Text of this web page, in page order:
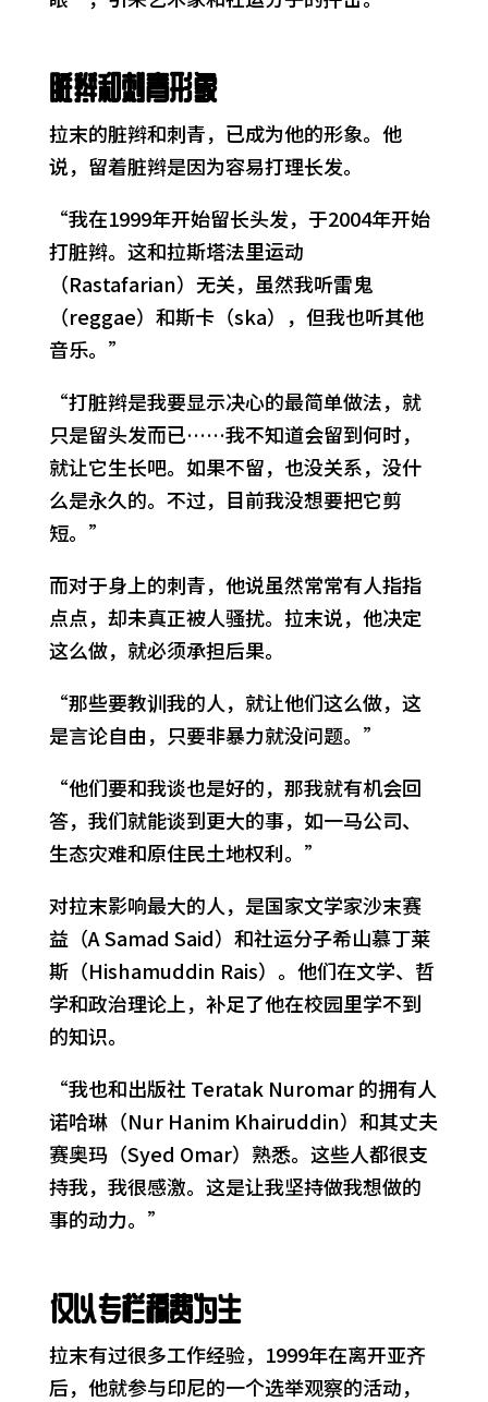
脏辫和刺青形象
拉末的脏辫和刺青，已成为他的形象。他
说，留着脏辫是因为容易打理长发。
“我在1999年开始留长头发，于2004年开始
打脏辫。这和拉斯塔法里运动
（Rastafarian）无关，虽然我听雷鬼
（reggae）和斯卡（ska），但我也听其他
音乐。”
“打脏辫是我要显示决心的最简单做法，就
只是留头发而已……我不知道会留到何时，
就让它生长吧。如果不留，也没关系，没什
么是永久的。不过，目前我没想要把它剪
短。”
而对于身上的刺青，他说虽然常常有人指指
点点，却未真正被人骚扰。拉末说，他决定
这么做，就必须承担后果。
“那些要教训我的人，就让他们这么做，这
是言论自由，只要非暴力就没问题。”
“他们要和我谈也是好的，那我就有机会回
答，我们就能谈到更大的事，如一马公司、
生态灾难和原住民土地权利。”
对拉末影响最大的人，是国家文学家沙末赛
益（A Samad Said）和社运分子希山慕丁莱
斯（Hishamuddin Rais）。他们在文学、哲
学和政治理论上，补足了他在校园里学不到
的知识。
“我也和出版社 Teratak Nuromar 的拥有人
诺哈琳（Nur Hanim Khairuddin）和其丈夫
赛奥玛（Syed Omar）熟悉。这些人都很支
持我，我很感激。这是让我坚持做我想做的
事的动力。”
仅以专栏稿费为生
拉末有过很多工作经验，1999年在离开亚齐
后，他就参与印尼的一个选举观察的活动，